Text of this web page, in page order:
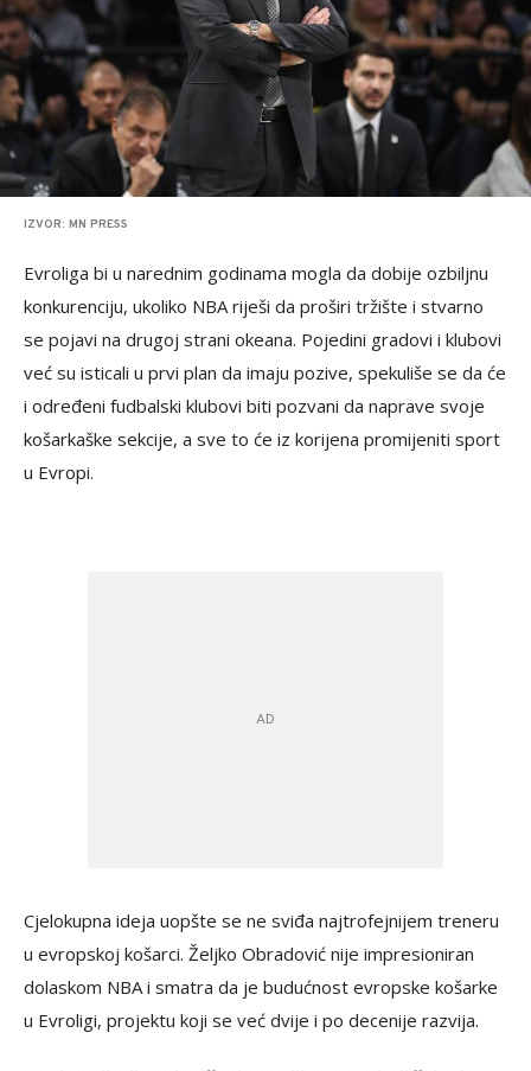
IZVOR: MN PRESS
Evroliga bi u narednim godinama mogla da dobije ozbiljnu
konkurenciju, ukoliko NBA riješi da proširi tržište i stvarno
se pojavi na drugoj strani okeana. Pojedini gradovi i klubovi
već su isticali u prvi plan da imaju pozive, spekuliše se da će
i određeni fudbalski klubovi biti pozvani da naprave svoje
košarkaške sekcije, a sve to će iz korijena promijeniti sport
u Evropi.
Cjelokupna ideja uopšte se ne sviđa najtrofejnijem treneru
u evropskoj košarci. Željko Obradović nije impresioniran
dolaskom NBA i smatra da je budućnost evropske košarke
u Evroligi, projektu koji se već dvije i po decenije razvija.